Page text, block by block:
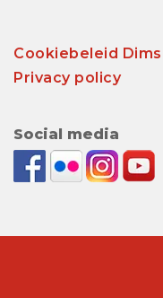
Cookiebeleid
Privacy policy
Social media